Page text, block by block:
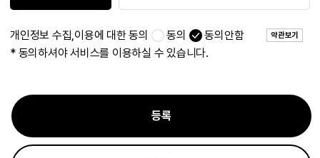
개인정보 수집,이용에 대한 동의 동의 동의안함 약관보기
* 동의하셔야 서비스를 이용하실 수 있습니다.
등록